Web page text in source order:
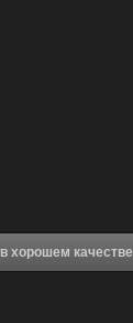
Аниме Рыцари Зодиака: Святой Сэйя — Битва за святилище (2022) в хорошем качестве